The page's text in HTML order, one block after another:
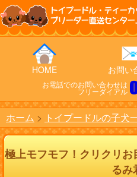
トイプードル・ティー
ブリーダー直送センタ
HOME お問い
お電話でのお問い合わせは
フリーダイアル
ホーム トイプードルの子犬
極上モフモフ！クリクリ
るみ